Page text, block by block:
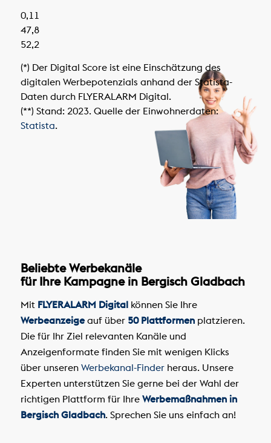
0,11
47,8
52,2
(*) Der Digital Score ist eine Einschätzung des
digitalen Werbepotenzials anhand der Statista-
Daten durch FLYERALARM Digital.
(**) Stand: 2023. Quelle der Einwohnerdaten:
Statista.
Beliebte Werbekanäle
für Ihre Kampagne in Bergisch Gladbach
Mit FLYERALARM Digitalkönnen Sie Ihre
Werbeanzeigeauf über 50 Plattformenplatzieren.
Die für Ihr Ziel relevanten Kanäle und
Anzeigenformate finden Sie mit wenigen Klicks
über unseren Werbekanal-Finderheraus. Unsere
Experten unterstützen Sie gerne bei der Wahl der
richtigen Plattform für Ihre Werbemaßnahmen in
Bergisch Gladbach. Sprechen Sie uns einfach an!